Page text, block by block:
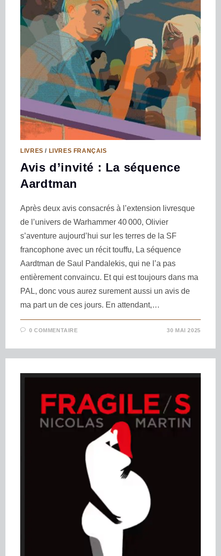
LIVRES / LIVRES FRANÇAIS
Avis d’invité : La séquence
Aardtman
Après deux avis consacrés à l’extension livresque
de l’univers de Warhammer 40 000, Olivier
s’aventure aujourd’hui sur les terres de la SF
francophone avec un récit touffu, La séquence
Aardtman de Saul Pandalekis, qui ne l’a pas
entièrement convaincu. Et qui est toujours dans ma
PAL, donc vous aurez surement aussi un avis de
ma part un de ces jours. En attendant,…
0 COMMENTAIRE 30 MAI 2025